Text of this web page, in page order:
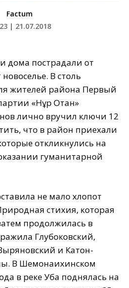
Factum
| 21.07.2018
пострадали от
В столь
жителей района Первый
«Нұр Отан»
лично вручил ключи 12
что в район приехали
откликнулись на
гуманитарной
не мало хлопот
стихия, которая
продолжилась в
Глубоковский,
и Катон-
В Шемонаихинском
в реке Уба поднялась на